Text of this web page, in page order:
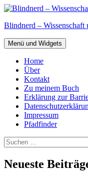
Zum
springen
Blindnerd – Wissenschaft
Menü und Widgets
Home
Über
Kontakt
Zu meinem Buch
Erklärung zur
Impressum
Pfadfinder
Suchen
nach:
Neueste